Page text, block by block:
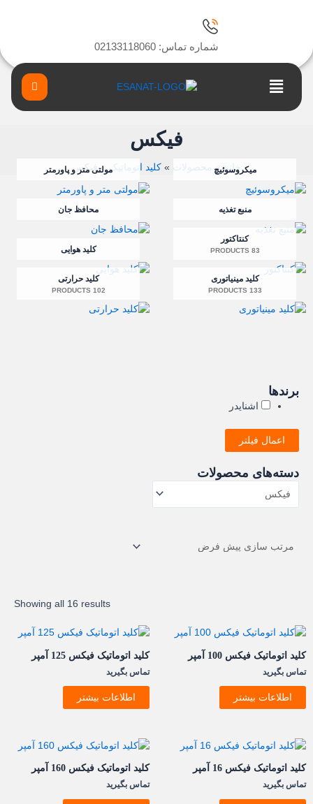
شماره تماس: 02133118060
Main
فیکس
خانه محصولات کلید اتوماتیک فیکس میکروسوئیچ مولتی متر و پاورمتر
منبع تغذیه محافظ جان
کنتاکتور
83 PRODUCTS کلید هوایی
کلید مینیاتوری
133 PRODUCTS
کلید حرارتی
102 PRODUCTS
برندها
اشنایدر
اعمال فیلتر
دسته‌های محصولات
Showing all 16 results
کلید اتوماتیک فيکس 100 آمپر
تماس بگیرید
اطلاعات بیشتر
کلید اتوماتیک فيکس 125 آمپر
تماس بگیرید
اطلاعات بیشتر
کلید اتوماتیک فيکس 16 آمپر
تماس بگیرید
کلید اتوماتیک فيکس 160 آمپر
تماس بگیرید